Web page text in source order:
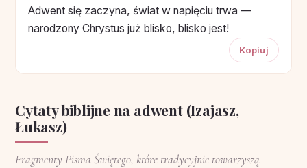
Adwent się zaczyna, świat w napięciu trwa —
narodzony Chrystus już blisko, blisko jest!
Kopiuj
Cytaty biblijne na adwent (Izajasz,
Łukasz)
Fragmenty Pisma Świętego, które tradycyjnie towarzyszą